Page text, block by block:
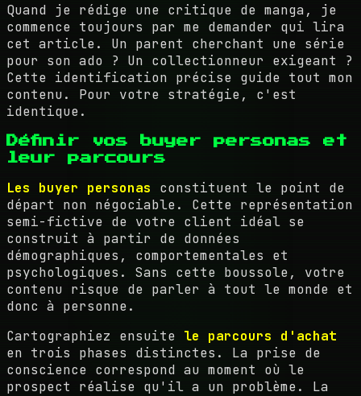
Quand je rédige une critique de manga, je
commence toujours par me demander qui lira
cet article. Un parent cherchant une série
pour son ado ? Un collectionneur exigeant ?
Cette identification précise guide tout mon
contenu. Pour votre stratégie, c'est
identique.
Définir vos buyer personas et
leur parcours
Les buyer personas constituent le point de
départ non négociable. Cette représentation
semi-fictive de votre client idéal se
construit à partir de données
démographiques, comportementales et
psychologiques. Sans cette boussole, votre
contenu risque de parler à tout le monde et
donc à personne.
Cartographiez ensuite le parcours d'achat
en trois phases distinctes. La prise de
conscience correspond au moment où le
prospect réalise qu'il a un problème. La